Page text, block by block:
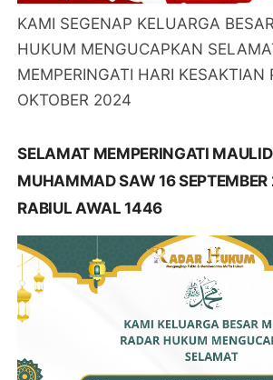
KAMI SEGENAP KELUARGA
HUKUM MENGUCAPKAN
MEMPERINGATI HARI KESAKTIAN
OKTOBER 2024
SELAMAT MEMPERINGATI
MUHAMMAD SAW 16
RABIUL AWAL 1446